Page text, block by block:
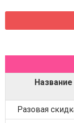
Название
Разовая